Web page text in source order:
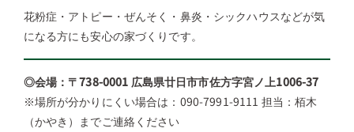
花粉症・アトピー・ぜんそく・鼻炎・シックハウスなどが気
になる方にも安心の家づくりです。
◎会場：〒738-0001 広島県廿日市市佐方字宮ノ上1006-37
※場所が分かりにくい場合は：090-7991-9111 担当：栢木
（かやき）までご連絡ください